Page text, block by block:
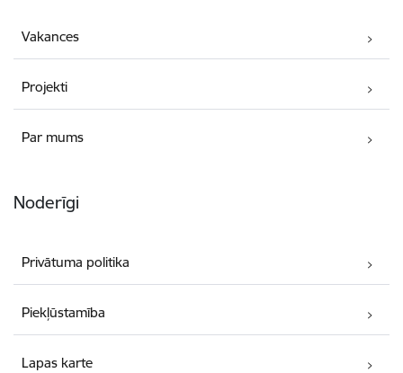
Vakances
Projekti
Par mums
Noderīgi
Privātuma politika
Piekļūstamība
Lapas karte